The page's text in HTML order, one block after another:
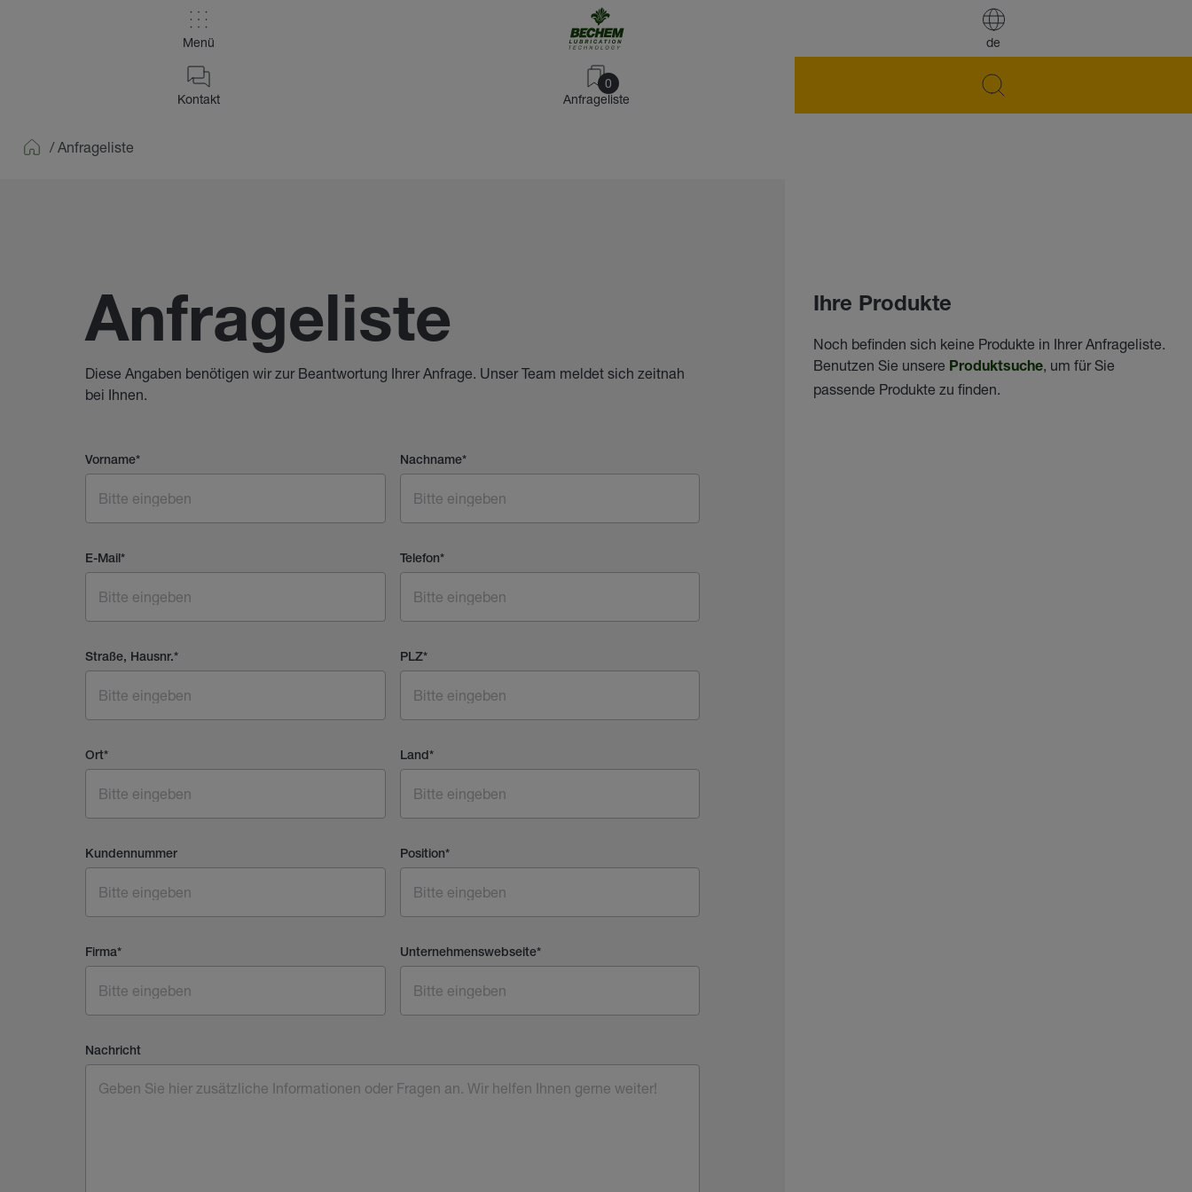
de
Menü
0
Anfrageliste
Kontakt
/ Anfrageliste
Anfrageliste
Diese Angaben benötigen wir zur Beantwortung Ihrer Anfrage. Unser Team meldet sich zeitnah
bei Ihnen.
Vorname* Nachname*
E-Mail* Telefon*
Straße, Hausnr.* PLZ*
Ort* Land*
Kundennummer Position*
Firma* Unternehmenswebseite*
Nachricht
Ihre Produkte
Noch befinden sich keine Produkte in Ihrer Anfrageliste.
Benutzen Sie unsere Produktsuche, um für Sie
passende Produkte zu finden.